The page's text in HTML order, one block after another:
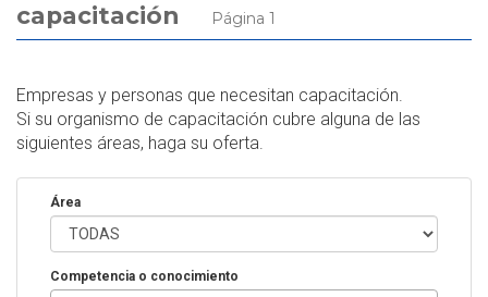
capacitación
Página 1
Empresas y personas que necesitan capacitación.
Si su organismo de capacitación cubre alguna de las
siguientes áreas, haga su oferta.
Área
Competencia o conocimiento